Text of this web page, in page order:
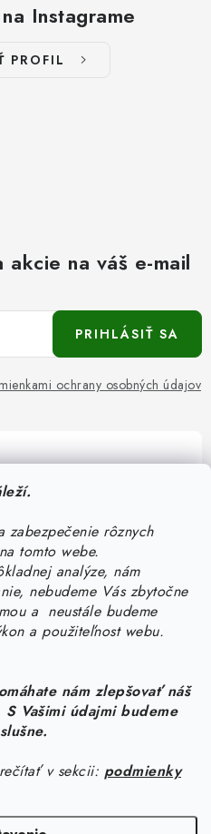
zabezpečenie rôznych
tomto webe.
analýze, nám
nebudeme Vás zbytočne
a neustále budeme
a použiteľnost webu.
nám zlepšovať náš
Vašimi údajmi budeme
v sekcii: podmienky
Instagrame
PROFIL
na váš e-mail
ochrany osobných údajov
PRIHLÁSIŤ SA
s výberom
Sme tu pre vás!
@kurin.sk